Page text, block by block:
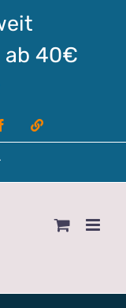
ab 40€
FacebookLinktree